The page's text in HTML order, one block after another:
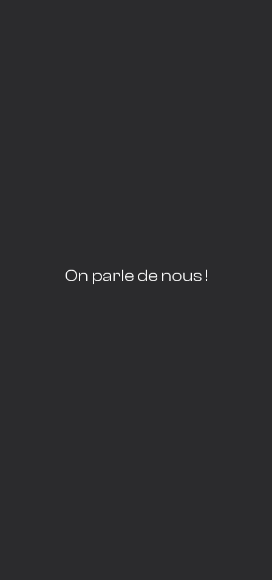
On parle de nous !